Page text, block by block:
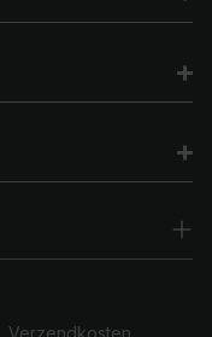
Verzendkosten.